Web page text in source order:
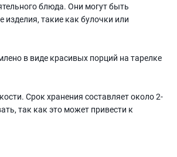
блюда. Они могут быть
такие как булочки или
в виде красивых порций на тарелке
Срок хранения составляет около 2-
так как это может привести к